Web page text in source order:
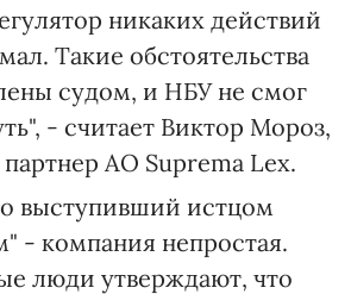
никаких действий
Такие обстоятельства
судом, и НБУ не смог
- считает Виктор Мороз,
АО Suprema Lex.
выступивший истцом
- компания непростая.
люди утверждают, что